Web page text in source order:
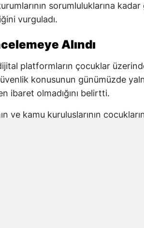
sorumluluklarına
vurguladı.
Alındı
platformların çocuklar
konusunun günümüzde
ibaret olmadığını belirtti.
ve kamu kuruluşlarının